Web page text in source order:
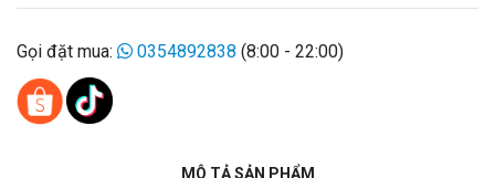
Gọi đặt mua: 0354892838 (8:00 - 22:00)
MÔ TẢ SẢN PHẨM